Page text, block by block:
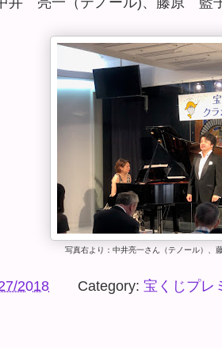
写真右より：中井亮一さん（テノール）、
2018 Category: 宝くじプレ